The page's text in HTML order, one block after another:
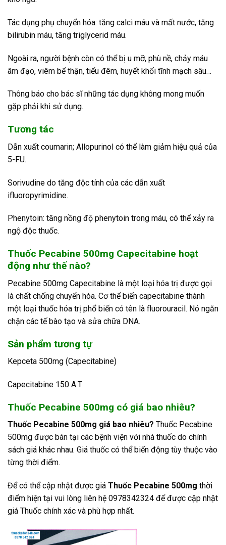
Tác dụng phụ chuyển hóa: tăng calci máu và mất nước, tăng
bilirubin máu, tăng triglycerid máu.
Ngoài ra, người bệnh còn có thể bị u mỡ, phù nề, chảy máu
âm đạo, viêm bể thận, tiểu đêm, huyết khối tĩnh mạch sâu…
Thông báo cho bác sĩ những tác dụng không mong muốn
gặp phải khi sử dụng.
Tương tác
Dẫn xuất coumarin; Allopurinol có thể làm giảm hiệu quả của
5-FU.
Sorivudine do tăng độc tính của các dẫn xuất
ifluoropyrimidine.
Phenytoin: tăng nồng độ phenytoin trong máu, có thể xảy ra
ngộ độc thuốc.
Thuốc Pecabine 500mg Capecitabine hoạt
động như thế nào?
Pecabine 500mg Capecitabine là một loại hóa trị được gọi
là chất chống chuyển hóa. Cơ thể biến capecitabine thành
một loại thuốc hóa trị phổ biến có tên là fluorouracil. Nó ngăn
chặn các tế bào tạo và sửa chữa DNA.
Sản phẩm tương tự
Kepceta 500mg (Capecitabine)
Capecitabine 150 A.T
Thuốc Pecabine 500mg có giá bao nhiêu?
Thuốc Pecabine 500mg giá bao nhiêu? Thuốc Pecabine
500mg được bán tại các bệnh viện với nhà thuốc do chính
sách giá khác nhau. Giá thuốc có thể biến động tùy thuộc vào
từng thời điểm.
Để có thể cập nhật được giá Thuốc Pecabine 500mg thời
điểm hiện tại vui lòng liên hệ 0978342324 để được cập nhật
giá Thuốc chính xác và phù hợp nhất.